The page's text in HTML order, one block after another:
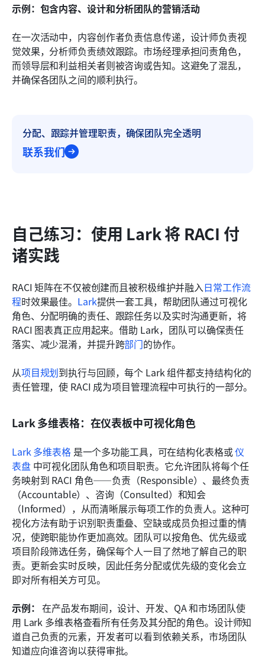
示例：包含内容、设计和分析团队的营销活动
在一次活动中，内容创作者负责信息传递，设计师负责视
觉效果，分析师负责绩效跟踪。市场经理承担问责角色，
而领导层和利益相关者则被咨询或告知。这避免了混乱，
并确保各团队之间的顺利执行。
分配、跟踪并管理职责，确保团队完全透明
联系我们
自己练习：使用 Lark 将 RACI 付
诸实践
RACI 矩阵在不仅被创建而且被积极维护并融入日常工作流
程时效果最佳。 Lark提供一套工具，帮助团队通过可视化
角色、分配明确的责任、跟踪任务以及实时沟通更新，将
RACI 图表真正应用起来。借助 Lark，团队可以确保责任
落实、减少混淆，并提升跨部门的协作。
从项目规划到执行与回顾，每个 Lark 组件都支持结构化的
责任管理，使 RACI 成为项目管理流程中可执行的一部分。
Lark 多维表格：在仪表板中可视化角色
Lark 多维表格 是一个多功能工具，可在结构化表格或 仪
表盘 中可视化团队角色和项目职责。它允许团队将每个任
务映射到 RACI 角色——负责（Responsible）、最终负责
（Accountable）、咨询（Consulted）和知会
（Informed），从而清晰展示每项工作的负责人。这种可
视化方法有助于识别职责重叠、空缺或成员负担过重的情
况，使跨职能协作更加高效。团队可以按角色、优先级或
项目阶段筛选任务，确保每个人一目了然地了解自己的职
责。更新会实时反映，因此任务分配或优先级的变化会立
即对所有相关方可见。
示例： 在产品发布期间，设计、开发、QA 和市场团队使
用 Lark 多维表格查看所有任务及其分配的角色。设计师知
道自己负责的元素，开发者可以看到依赖关系，市场团队
知道应向谁咨询以获得审批。